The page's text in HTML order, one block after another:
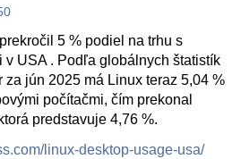
5 % podiel na trhu s
v USA . Podľa globálnych štatistík
jún 2025 má Linux teraz 5,04 %
počítačmi, čím prekonal
predstavuje 4,76 %.
linux-desktop-usage-usa/